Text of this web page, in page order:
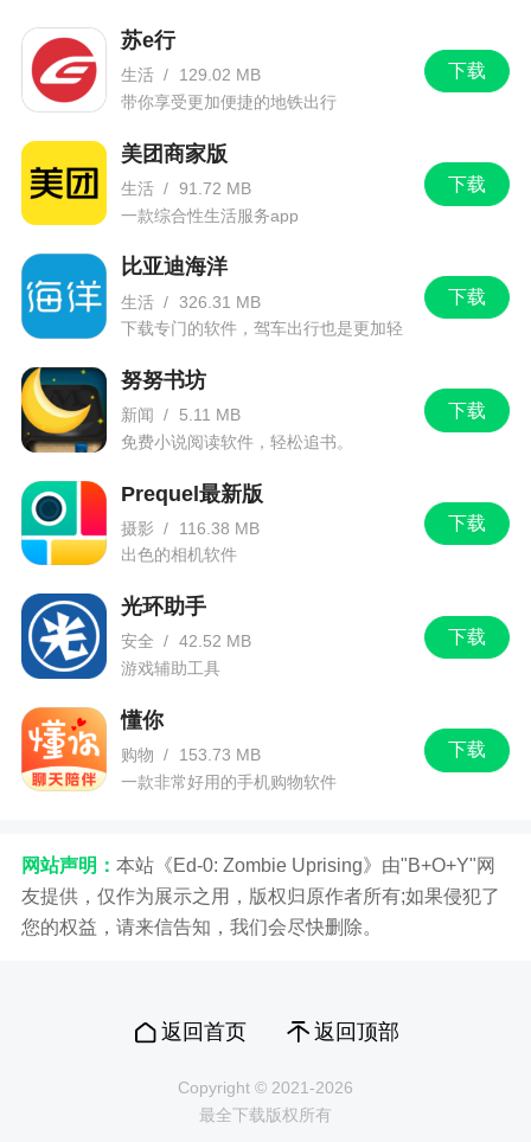
下载
苏e行
生活 /
129.02 MB
带你享受更加便捷的地铁出行
下载
美团商家版
生活 / 91.72 MB
一款综合性生活服务app
下载
比亚迪海洋
生活 / 326.31 MB
下载专门的软件，驾车出行也是更加轻
下载
努努书坊
新闻 /
5.11 MB
免费小说阅读软件，轻松追书。
下载
Prequel最新版
摄影 /
116.38 MB
出色的相机软件
下载
光环助手
安全 / 42.52 MB
游戏辅助工具
下载
懂你
购物 /
153.73 MB
一款非常好用的手机购物软件
网站声明： 本站《Ed-0: Zombie Uprising》由"B+O+Y"网
友提供，仅作为展示之用，版权归原作者所有;如果侵犯了
您的权益，请来信告知，我们会尽快删除。
返回首页 返回顶部
Copyright © 2021-2026
最全下载版权所有